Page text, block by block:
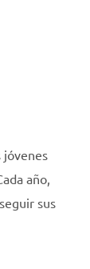
jóvenes
año,
sus